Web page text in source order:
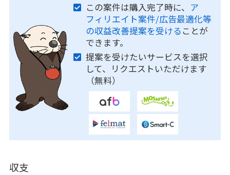
この案件は購入完了時に、 ア
フィリエイト案件/広告最適化等
の収益改善提案を受ける ことが
できます。
提案を受けたいサービスを選択
して、リクエストいただけます
（無料）
収支